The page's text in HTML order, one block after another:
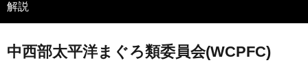
解説
中西部太平洋まぐろ類委員会(WCPFC)